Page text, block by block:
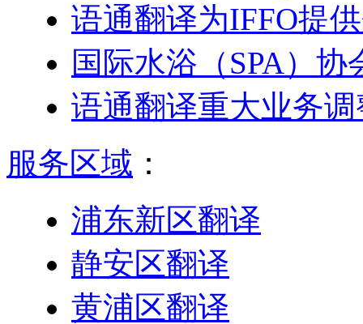
语通翻译为IFFO提
国际水浴（SPA）
语通翻译重大业务调
服务区域 ：
浦东新区翻译
静安区翻译
黄浦区翻译